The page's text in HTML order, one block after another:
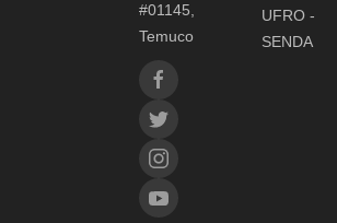
#01145,
Temuco
UFRO -
SENDA